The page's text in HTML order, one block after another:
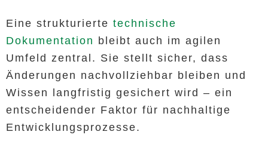
Eine strukturierte technische
Dokumentation bleibt auch im agilen
Umfeld zentral. Sie stellt sicher, dass
Änderungen nachvollziehbar bleiben und
Wissen langfristig gesichert wird – ein
entscheidender Faktor für nachhaltige
Entwicklungsprozesse.